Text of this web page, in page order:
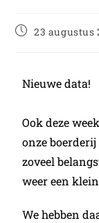
23 augustus
Nieuwe data!
Ook deze
onze
zoveel
weer een
We hebben